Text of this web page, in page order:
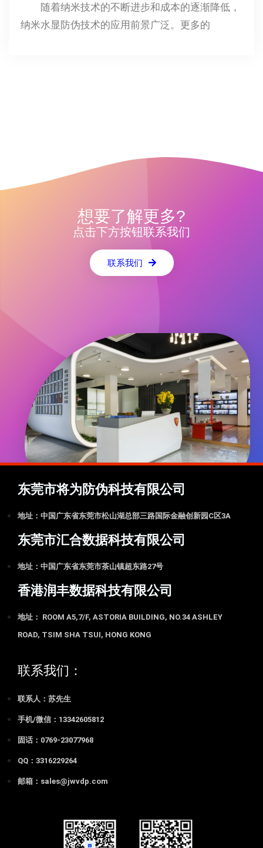
随着纳米技术的不断进步和成本的逐渐降低，
纳米水显防伪技术的应用前景广泛。更多的
想要了解更多?
点击下方按钮联系我们
联系我们
东莞市将为防伪科技有限公司
地址：中国广东省东莞市松山湖总部三路国际金融创新园C区3A
东莞市汇合数据科技有限公司
地址：中国广东省东莞市茶山镇超东路27号
香港润丰数据科技有限公司
地址： ROOM A5,7/F, ASTORIA BUILDING, NO.34 ASHLEY
ROAD, TSIM SHA TSUI, HONG KONG
联系我们：
联系人：苏先生
手机/微信：13342605812
固话：0769-23077968
QQ：3316229264
邮箱：sales@jwvdp.com